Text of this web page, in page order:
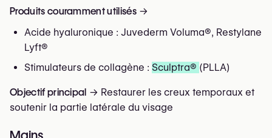
Produits couramment utilisés→
Acide hyaluronique : Juvederm Voluma®, Restylane
Lyft®
Stimulateurs de collagène : Sculptra® (PLLA)
Objectif principal → Restaurer les creux temporaux et
soutenir la partie latérale du visage